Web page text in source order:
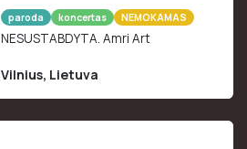
paroda koncertas NEMOKAMAS
NESUSTABDYTA. Amri Art
Vilnius, Lietuva